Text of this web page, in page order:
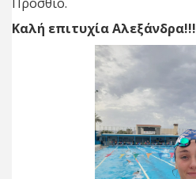
Καλή επιτυχία Αλεξάνδρα!!!